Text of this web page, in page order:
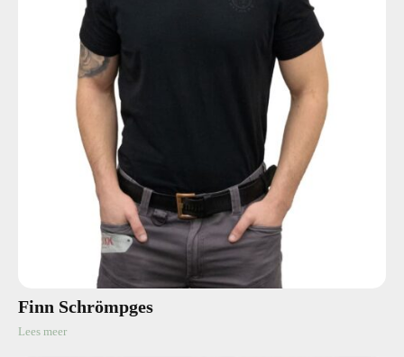
Finn Schrömpges
Lees meer